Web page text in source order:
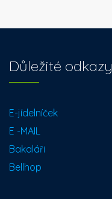
Důležité odkazy
E-jídelníček
E -MAIL
Bakaláři
Bellhop